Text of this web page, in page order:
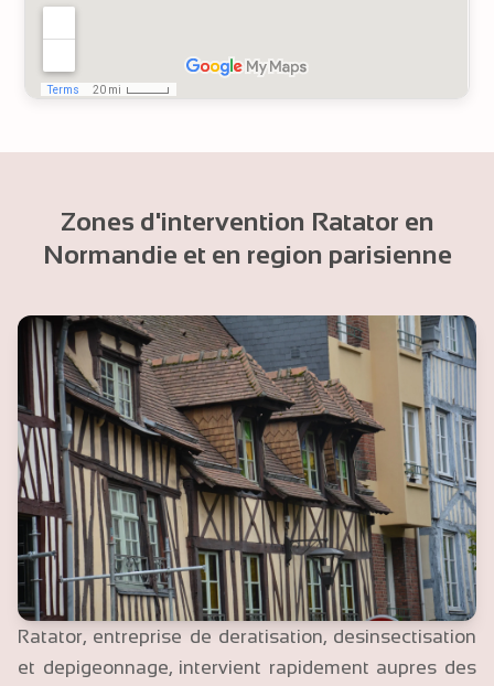
Zones d'intervention Ratator en
Normandie et en region parisienne
Ratator, entreprise de deratisation, desinsectisation
et depigeonnage, intervient rapidement aupres des